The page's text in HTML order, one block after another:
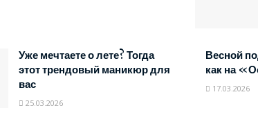
Уже мечтаете о лете? Тогда
этот трендовый маникюр для
вас
25.03.2026
Весной
как на
17.03.2026